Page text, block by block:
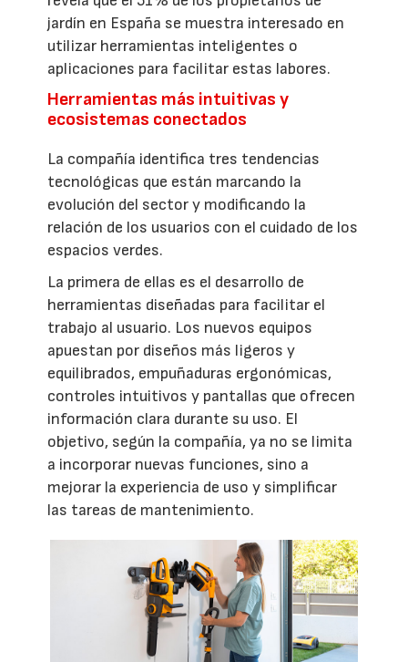
jardín en España se muestra interesado en
utilizar herramientas inteligentes o
aplicaciones para facilitar estas labores.
Herramientas más intuitivas y
ecosistemas conectados
La compañía identifica tres tendencias
tecnológicas que están marcando la
evolución del sector y modificando la
relación de los usuarios con el cuidado de los
espacios verdes.
La primera de ellas es el desarrollo de
herramientas diseñadas para facilitar el
trabajo al usuario. Los nuevos equipos
apuestan por diseños más ligeros y
equilibrados, empuñaduras ergonómicas,
controles intuitivos y pantallas que ofrecen
información clara durante su uso. El
objetivo, según la compañía, ya no se limita
a incorporar nuevas funciones, sino a
mejorar la experiencia de uso y simplificar
las tareas de mantenimiento.